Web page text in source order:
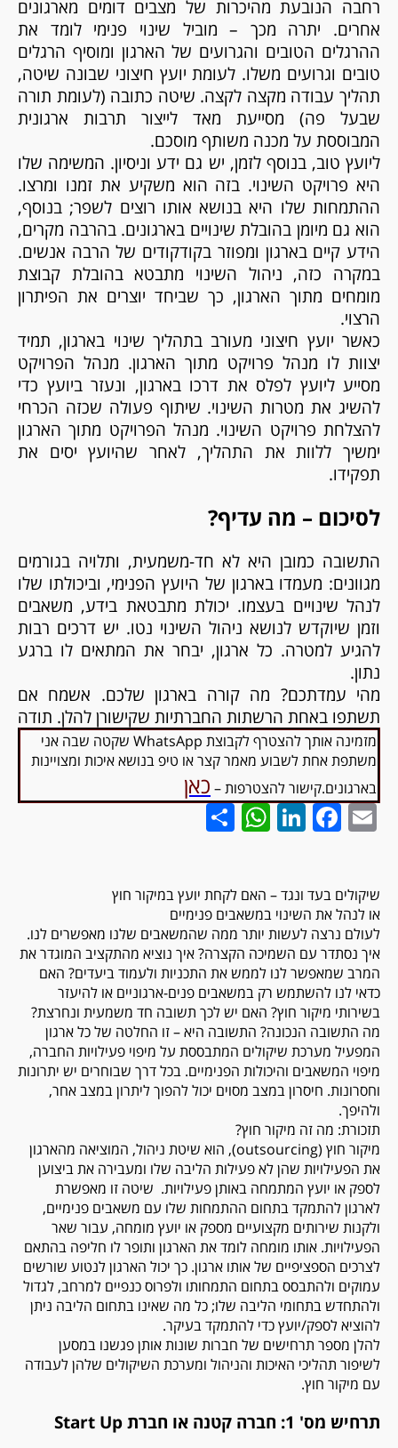
רחבה הנובעת מהיכרות של מצבים דומים מארגונים
אחרים. יתרה מכך – מוביל שינוי פנימי לומד את
ההרגלים הטובים והגרועים של הארגון ומוסיף הרגלים
טובים וגרועים משלו. לעומת יועץ חיצוני שבונה שיטה,
תהליך עבודה מקצה לקצה. שיטה כתובה (לעומת תורה
שבעל פה) מסייעת מאד לייצור תרבות ארגונית
המבוססת על מכנה משותף מוסכם.
ליועץ טוב, בנוסף לזמן, יש גם ידע וניסיון. המשימה שלו
היא פרויקט השינוי. בזה הוא משקיע את זמנו ומרצו.
ההתמחות שלו היא בנושא אותו רוצים לשפר; בנוסף,
הוא גם מיומן בהובלת שינויים בארגונים. בהרבה מקרים,
הידע קיים בארגון ומפוזר בקודקודים של הרבה אנשים.
במקרה כזה, ניהול השינוי מתבטא בהובלת קבוצת
מומחים מתוך הארגון, כך שביחד יוצרים את הפיתרון
הרצוי.
כאשר יועץ חיצוני מעורב בתהליך שינוי בארגון, תמיד
יצוות לו מנהל פרויקט מתוך הארגון. מנהל הפרויקט
מסייע ליועץ לפלס את דרכו בארגון, ונעזר ביועץ כדי
להשיג את מטרות השינוי. שיתוף פעולה שכזה הכרחי
להצלחת פרויקט השינוי. מנהל הפרויקט מתוך הארגון
ימשיך ללוות את התהליך, לאחר שהיועץ יסים את
תפקידו.
לסיכום – מה עדיף?
התשובה כמובן היא לא חד-משמעית, ותלויה בגורמים
מגוונים: מעמדו בארגון של היועץ הפנימי, וביכולתו שלו
לנהל שינויים בעצמו. יכולת מתבטאת בידע, משאבים
וזמן שיוקדש לנושא ניהול השינוי נטו. יש דרכים רבות
להגיע למטרה. כל ארגון, יבחר את המתאים לו ברגע
נתון.
מהי עמדתכם? מה קורה בארגון שלכם. אשמח אם
תשתפו באחת הרשתות החברתיות שקישורן להלן. תודה
מזמינה אותך להצטרף לקבוצת WhatsApp שקטה שבה אני
משתפת אחת לשבוע מאמר קצר או טיפ בנושא איכות ומצויינות
בארגונים.קישור להצטרפות – כאן
Email
Facebook
LinkedIn
WhatsApp
שיקולים בעד ונגד – האם לקחת יועץ במיקור חוץ
או לנהל את השינוי במשאבים פנימיים
לעולם נרצה לעשות יותר ממה שהמשאבים שלנו מאפשרים לנו.
איך נסתדר עם השמיכה הקצרה? איך נוציא מהתקציב המוגדר את
המרב שמאפשר לנו לממש את התכניות ולעמוד ביעדים? האם
כדאי לנו להשתמש רק במשאבים פנים-ארגוניים או להיעזר
בשירותי מיקור חוץ? האם יש לכך תשובה חד משמעית ונחרצת?
מה התשובה הנכונה? התשובה היא – זו החלטה של כל ארגון
המפעיל מערכת שיקולים המתבססת על מיפוי פעילויות החברה,
מיפוי המשאבים והיכולות הפנימיים. בכל דרך שבוחרים יש יתרונות
וחסרונות. חיסרון במצב מסוים יכול להפוך ליתרון במצב אחר,
ולהיפך.
תזכורת: מה זה מיקור חוץ?
מיקור חוץ (outsourcing), הוא שיטת ניהול, המוציאה מהארגון
את הפעילויות שהן לא פעילות הליבה שלו ומעבירה את ביצוען
לספק או יועץ המתמחה באותן פעילויות. שיטה זו מאפשרת
לארגון להתמקד בתחום ההתמחות שלו עם משאבים פנימיים,
ולקנות שירותים מקצועיים מספק או יועץ מומחה, עבור שאר
הפעילויות. אותו מומחה לומד את הארגון ותופר לו חליפה בהתאם
לצרכים הספציפיים של אותו ארגון. כך יכול הארגון לנטוע שורשים
עמוקים ולהתבסס בתחום התמחותו ולפרוס כנפיים למרחב, לגדול
ולהתחדש בתחומי הליבה שלו; כל מה שאינו בתחום הליבה ניתן
להוציא לספק/יועץ כדי להתמקד בעיקר.
להלן מספר תרחישים של חברות שונות אותן פגשנו במסען
לשיפור תהליכי האיכות והניהול ומערכת השיקולים שלהן לעבודה
עם מיקור חוץ.
תרחיש מס' 1: חברה קטנה או חברת Start Up